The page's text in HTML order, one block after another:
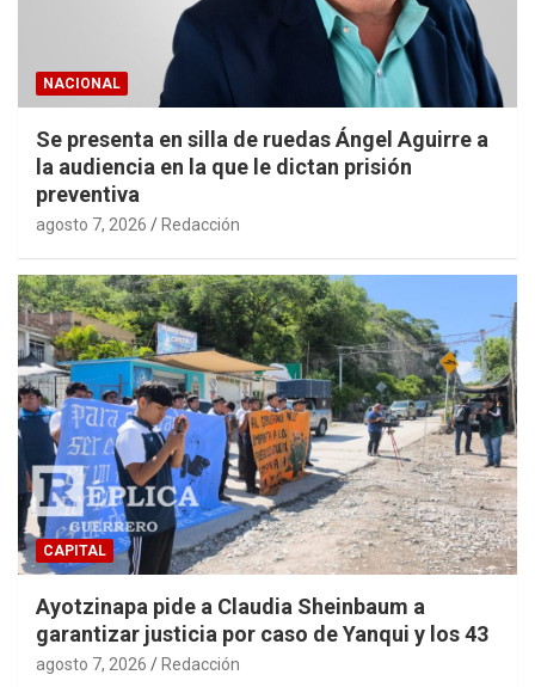
NACIONAL
Se presenta en silla de ruedas Ángel Aguirre a
la audiencia en la que le dictan prisión
preventiva
agosto 7, 2026 Redacción
CAPITAL
Ayotzinapa pide a Claudia Sheinbaum a
garantizar justicia por caso de Yanqui y los 43
agosto 7, 2026 Redacción